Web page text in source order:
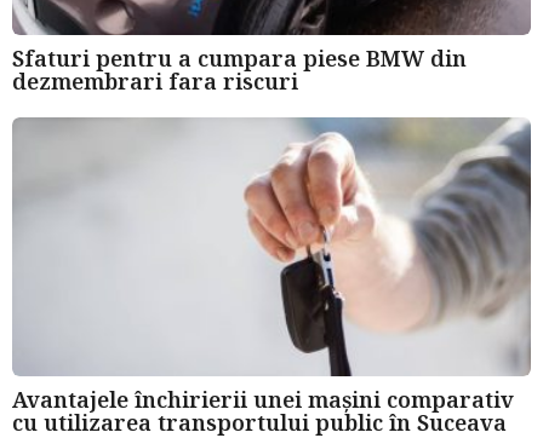
Sfaturi pentru a cumpara piese BMW din
dezmembrari fara riscuri
Avantajele închirierii unei mașini comparativ
cu utilizarea transportului public în Suceava